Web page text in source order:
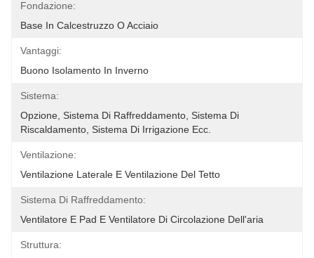
Fondazione:
Base In Calcestruzzo O Acciaio
Vantaggi:
Buono Isolamento In Inverno
Sistema:
Opzione, Sistema Di Raffreddamento, Sistema Di
Riscaldamento, Sistema Di Irrigazione Ecc.
Ventilazione:
Ventilazione Laterale E Ventilazione Del Tetto
Sistema Di Raffreddamento:
Ventilatore E Pad E Ventilatore Di Circolazione Dell'aria
Struttura: